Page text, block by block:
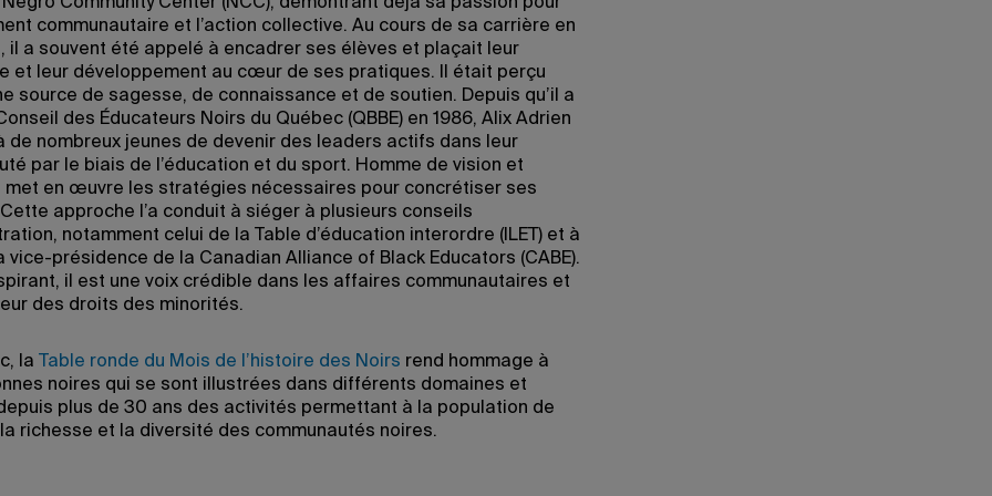
communautaire et l’action collective. Au cours de sa carrière en
il a souvent été appelé à encadrer ses élèves et plaçait leur
et leur développement au cœur de ses pratiques. Il était perçu
source de sagesse, de connaissance et de soutien. Depuis qu’il a
des Éducateurs Noirs du Québec (QBBE) en 1986, Alix Adrien
de nombreux jeunes de devenir des leaders actifs dans leur
par le biais de l’éducation et du sport. Homme de vision et
met en œuvre les stratégies nécessaires pour concrétiser ses
approche l’a conduit à siéger à plusieurs conseils
notamment celui de la Table d’éducation interordre (ILET) et à
vice-présidence de la Canadian Alliance of Black Educators (CABE).
il est une voix crédible dans les affaires communautaires et
des droits des minorités.
la Table ronde du Mois de l’histoire des Noirs rend hommage à
noires qui se sont illustrées dans différents domaines et
plus de 30 ans des activités permettant à la population de
richesse et la diversité des communautés noires.